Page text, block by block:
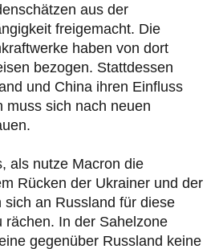
aus der
freigemacht. Die
haben von dort
bezogen. Stattdessen
und China ihren Einfluss
muss sich nach neuen
als nutze Macron die
Rücken der Ukrainer und der
sich an Russland für diese
rächen. In der Sahelzone
gegenüber Russland keine